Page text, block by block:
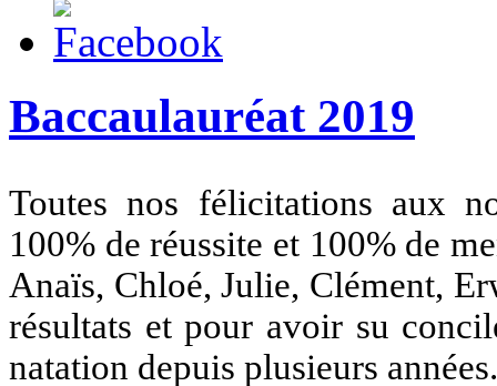
Baccaulauréat 2019
Toutes nos félicitations aux
100% de réussite et 100% de
Anaïs, Chloé, Julie, Clément,
résultats et pour avoir su
natation depuis plusieurs années.